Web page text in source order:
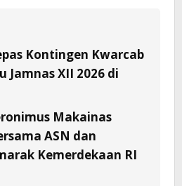
Kontingen Kwarcab
Jamnas XII 2026 di
Makainas
ASN dan
Kemerdekaan RI